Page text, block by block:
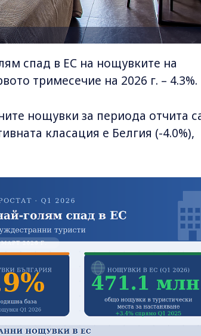
спад в ЕС на нощувките на
тримесечие на 2026 г. – 4.3%.
нощувки за периода отчита
класация е Белгия (-4.0%),